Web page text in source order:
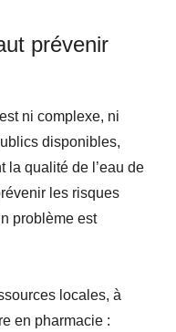
prévenir
ni complexe, ni
disponibles,
la qualité de l’eau de
les risques
problème est
locales, à
en pharmacie :